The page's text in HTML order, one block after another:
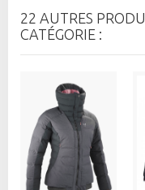
22 AUTRES
CATÉGORIE :